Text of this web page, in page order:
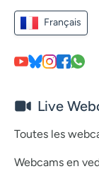
Français
Live
Toutes les
Webcams en